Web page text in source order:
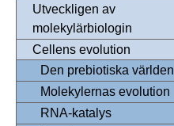
Utveckligen av
molekylärbiologin
Cellens evolution
Den prebiotiska världen
Molekylernas evolution
RNA-katalys